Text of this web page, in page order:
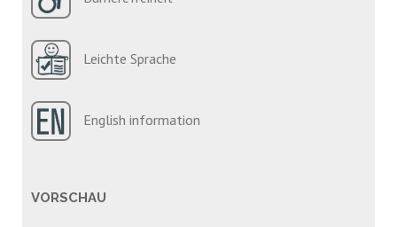
Leichte Sprache
English information
VORSCHAU